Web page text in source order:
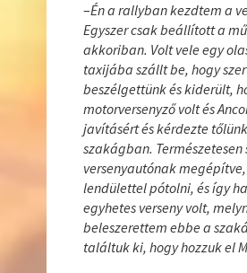
–Én a rallyban kezdtem a
Egyszer csak beállított a
akkoriban. Volt vele egy
taxijába szállt be, hogy
beszélgettünk és kiderült,
motorversenyző volt és
javításért és kérdezte
szakágban.
versenyautónak
lendülettel pótolni, és így
egyhetes verseny volt,
beleszerettem ebbe a
találtuk ki, hogy hozzuk el